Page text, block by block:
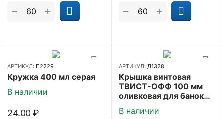
+
− +
−
АРТИКУЛ: П2229
Кружка 400 мл серая
В наличии
24.00 ₽
АРТИКУЛ: Д1328
Крышка винтовая
ТВИСТ-ОФФ 100 мм
оливковая для банок
пластиковая
В наличии